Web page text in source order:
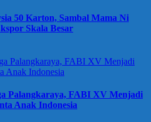
50 Karton, Sambal Mama Ni
Skala Besar
Palangkaraya, FABI XV Menjadi
Anak Indonesia